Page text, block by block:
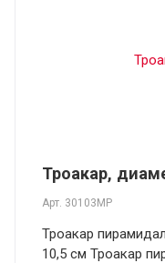
Троакар,
Арт. 30103MP
Троакар
10,5 см Троакар